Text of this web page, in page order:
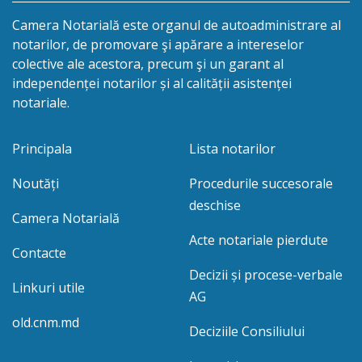
Camera Notarială este organul de autoadministrare al
notarilor, de promovare şi apărare a intereselor
colective ale acestora, precum şi un garant al
independenței notarilor și al calității asistenței
notariale.
Principala
Noutăți
Camera Notarială
Contacte
Linkuri utile
old.cnm.md
Lista notarilor
Procedurile succesorale
deschise
Acte notariale pierdute
Decizii și procese-verbale
AG
Deciziile Consiliului